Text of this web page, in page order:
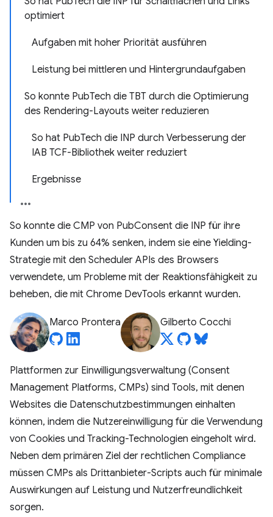
optimiert
Aufgaben mit hoher Priorität ausführen
Leistung bei mittleren und Hintergrundaufgaben
So konnte PubTech die TBT durch die Optimierung
des Rendering-Layouts weiter reduzieren
So hat PubTech die INP durch Verbesserung der
IAB TCF-Bibliothek weiter reduziert
Ergebnisse
So konnte die CMP von PubConsent die INP für ihre
Kunden um bis zu 64% senken, indem sie eine Yielding-
Strategie mit den Scheduler APIs des Browsers
verwendete, um Probleme mit der Reaktionsfähigkeit zu
beheben, die mit Chrome DevTools erkannt wurden.
Marco Prontera Gilberto Cocchi
Plattformen zur Einwilligungsverwaltung (Consent
Management Platforms, CMPs) sind Tools, mit denen
Websites die Datenschutzbestimmungen einhalten
können, indem die Nutzereinwilligung für die Verwendung
von Cookies und Tracking-Technologien eingeholt wird.
Neben dem primären Ziel der rechtlichen Compliance
müssen CMPs als Drittanbieter-Scripts auch für minimale
Auswirkungen auf Leistung und Nutzerfreundlichkeit
sorgen.